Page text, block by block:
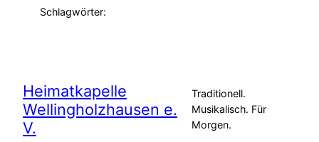
Schlagwörter:
Heimatkapelle
Wellingholzhausen e.
V.
Traditionell.
Musikalisch. Für
Morgen.